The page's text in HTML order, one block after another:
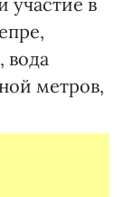
вода
метров,